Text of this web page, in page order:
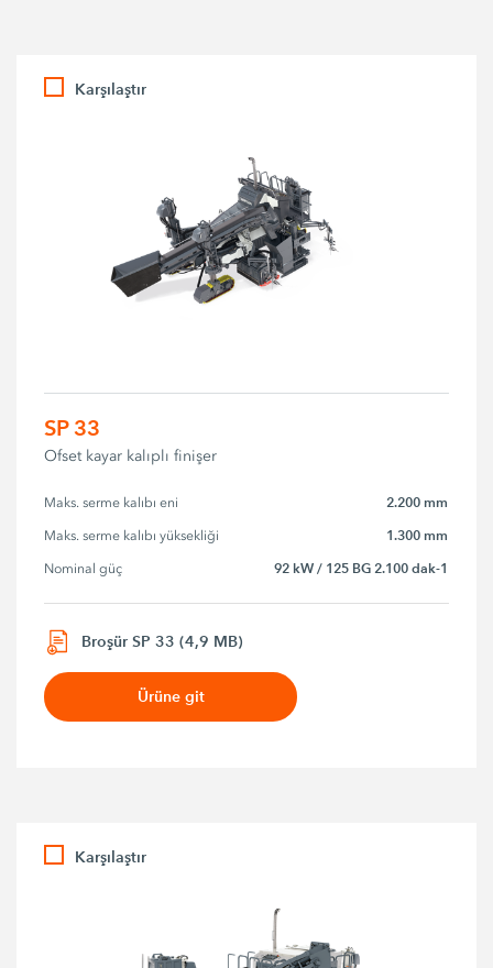
Karşılaştır
SP 33
Ofset kayar kalıplı finişer
Maks. serme kalıbı eni 2.200 mm
Maks. serme kalıbı yüksekliği 1.300 mm
Nominal güç 92 kW / 125 BG 2.100 dak-1
Broşür SP 33 (4,9 MB)
Ürüne git
Karşılaştır